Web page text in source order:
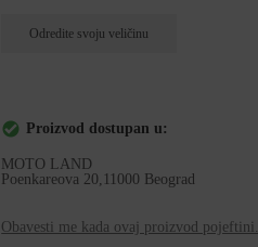
Odredite svoju veličinu
Proizvod dostupan u:
MOTO LAND
Poenkareova 20,11000 Beograd
Obavesti me kada ovaj proizvod pojeftini.